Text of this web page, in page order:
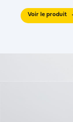
Voir le produit